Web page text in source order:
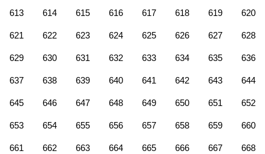
613 614 615 616 617 618 619 620
621 622 623 624 625 626 627 628
629 630 631 632 633 634 635 636
637 638 639 640 641 642 643 644
645 646 647 648 649 650 651 652
653 654 655 656 657 658 659 660
661 662 663 664 665 666 667 668